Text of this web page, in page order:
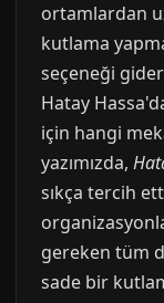
ortamlardan
kutlama
seçeneği
Hatay
için hangi
yazımızda,
sıkça tercih
gereken tüm
sade bir